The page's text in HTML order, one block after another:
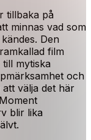
tillbaka på
minnas vad som
Den
film
mytiska
och
välja det här
blir lika